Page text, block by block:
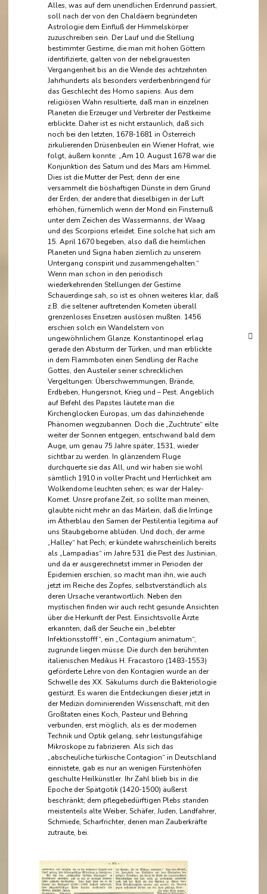
Alles, was auf dem unendlichen Erdenrund passiert,
soll nach der von den Chaldäern begründeten
Astrologie dem Einfluß der Himmelskörper
zuzuschreiben sein. Der Lauf und die Stellung
bestimmter Gestirne, die man mit hohen Göttern
identifizierte, galten von der nebelgrauesten
Vergangenheit bis an die Wende des achtzehnten
Jahrhunderts als besonders verderbenbringend für
das Geschlecht des Homo sapiens. Aus dem
religiösen Wahn resultierte, daß man in einzelnen
Planeten die Erzeuger und Verbreiter der Pestkeime
erblickte. Daher ist es nicht erstaunlich, daß sich
noch bei den letzten, 1678-1681 in Österreich
zirkulierenden Drüsenbeulen ein Wiener Hofrat, wie
folgt, äußern konnte: „Am 10. August 1678 war die
Konjunktion des Saturn und des Mars am Himmel.
Dies ist die Mutter der Pest; denn der eine
versammelt die böshaftigen Dünste in dem Grund
der Erden, der andere that dieselbigen in der Luft
erhöhen, fürnemlich wenn der Mond ein Finsternuß
unter dem Zeichen des Wassermanns, der Waag
und des Scorpions erleidet. Eine solche hat sich am
15. April 1670 begeben, also daß die heimlichen
Planeten und Signa haben ziemlich zu unserem
Untergang conspirit und zusammengehalten.“
Wenn man schon in den periodisch
wiederkehrenden Stellungen der Gestirne
Schauerdinge sah, so ist es ohnen weiteres klar, daß
z.B. die seltener auftretenden Kometen überall
grenzenloses Ensetzen auslösen mußten. 1456
erschien solch ein Wandelstern von
ungewöhnlichem Glanze. Konstantinopel erlag
gerade den Absturm der Türken, und man erblickte
in dem Flammboten einen Sendling der Rache
Gottes, den Austeiler seiner schrecklichen
Vergeltungen: Überschwemmungen, Brände,
Erdbeben, Hungersnot, Krieg und – Pest. Angeblich
auf Befehl des Papstes läutete man die
Kirchenglocken Europas, um das dahinziehende
Phänomen wegzubannen. Doch die „Zuchtrute“ eilte
weiter der Sonnen entgegen, entschwand bald dem
Auge, um genau 75 Jahre später, 1531, wieder
sichtbar zu werden. In glänzendem Fluge
durchquerte sie das All, und wir haben sie wohl
sämtlich 1910 in voller Pracht und Herrlichkeit am
Wolkendome leuchten sehen; es war der Haley-
Komet. Unsre profane Zeit, so sollte man meinen,
glaubte nicht mehr an das Märlein, daß die Irrlinge
im Ätherblau den Samen der Pestilentia legitima auf
uns Staubgeborne ablüden. Und doch, der arme
„Halley“ hat Pech; er kündete wahrscheinlich bereits
als „Lampadias“ im Jahre 531 die Pest des Justinian,
und da er ausgerechnetst immer in Perioden der
Epidemien erschien, so macht man ihn, wie auch
jetzt im Reiche des Zopfes, selbstverständlich als
deren Ursache verantwortlich. Neben den
mystischen finden wir auch recht gesunde Ansichten
über die Herkunft der Pest. Einsichtsvolle Ärzte
erkannten, daß der Seuche ein „belebter
Infektionsstofff“, ein „Contagium animatum“,
zugrunde liegen müsse. Die durch den berühmten
italienischen Medikus H. Fracastoro (1483-1553)
geförderte Lehre von den Kontagien wurde an der
Schwelle des XX. Säkulums durch die Bakteriologie
gestürzt. Es waren die Entdeckungen dieser jetzt in
der Medizin dominierenden Wissenschaft, mit den
Großtaten eines Koch, Pasteur und Behring
verbunden, erst möglich, als es der modernen
Technik und Optik gelang, sehr leistungsfähige
Mikroskope zu fabrizieren. Als sich das
„abscheuliche türkische Contagion“ in Deutschland
einnistete, gab es nur an wenigen Fürstenhöfen
geschulte Heilkünstler. Ihr Zahl blieb bis in die
Epoche der Spätgotik (1420-1500) äußerst
beschränkt; dem pflegebedürftigen Plebs standen
meistenteils alte Weiber, Schäfer, Juden, Landfahrer,
Schmiede, Scharfrichter, denen man Zauberkräfte
zutraute, bei.